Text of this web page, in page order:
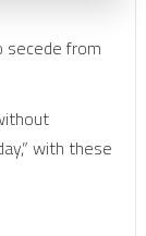
with these